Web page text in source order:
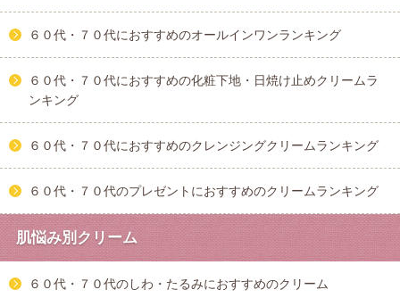
６０代・７０代におすすめのオールインワンランキング
６０代・７０代におすすめの化粧下地・日焼け止めクリームラ
ンキング
６０代・７０代におすすめのクレンジングクリームランキング
６０代・７０代のプレゼントにおすすめのクリームランキング
肌悩み別クリーム
６０代・７０代のしわ・たるみにおすすめのクリーム